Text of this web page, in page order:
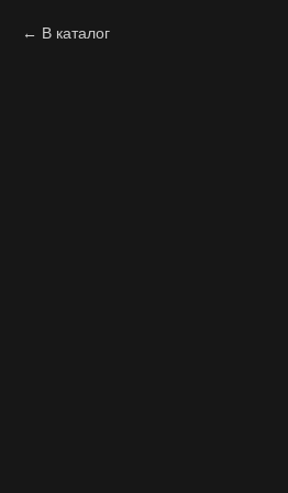
В каталог